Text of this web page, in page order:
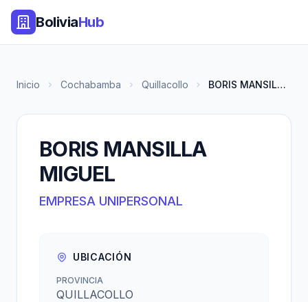
BoliviaHub
Inicio Cochabamba Quillacollo BORIS MANSILLA MIGUEL
BORIS MANSILLA
MIGUEL
EMPRESA UNIPERSONAL
UBICACIÓN
PROVINCIA
QUILLACOLLO